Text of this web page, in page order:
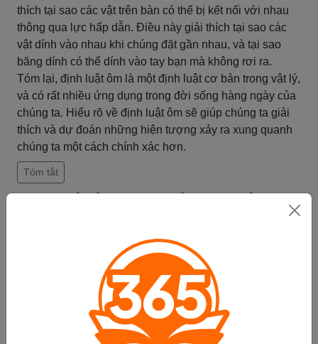
thích tại sao các vật trên bàn có thể bị kết nối với nhau
thông qua lực hấp dẫn. Điều này giải thích tại sao các
vật dính vào nhau khi chúng đặt gần nhau, và tại sao
băng dính có thể dính vào tay bạn mà không rơi ra.
Tóm lại, định luật ôm là một định luật cơ bản trong vật lý,
và có rất nhiều ứng dụng trong đời sống hàng ngày của
chúng ta. Hiểu rõ về định luật ôm sẽ giúp chúng ta giải
thích và dự đoán những hiện tượng xảy ra xung quanh
chúng ta một cách chính xác hơn.
Tóm tắt
Định luật ôm trong công nghiệp
rất rộng trong đời sống và công nghiệp. Trong công
nghiệp, định luật ôm được áp dụng trong nhiều lĩnh vực
Trong thiết kế máy móc, định luật ôm giúp các kỹ sư có
thể tính toán và đánh giá các lực tác động lên các bộ
phận của máy móc. Các bộ phận này được thiết kế để